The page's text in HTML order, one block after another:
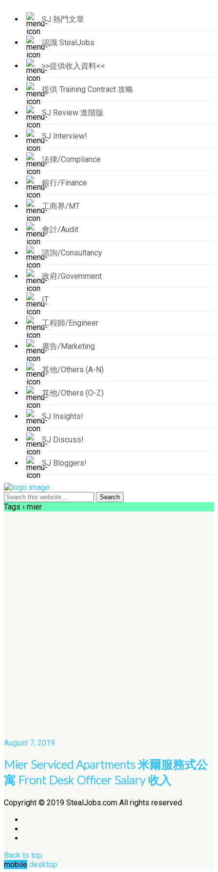
SJ 熱門文章
認識 StealJobs
>>提供收入資料<<
提供 Training Contract 攻略
SJ Review 進階版
SJ Interview!
法律/Compliance
銀行/Finance
工商界/MT
會計/Audit
諮詢/Consultancy
政府/Government
IT
工程師/Engineer
廣告/Marketing
其他/Others (A-N)
其他/Others (O-Z)
SJ Insights!
SJ Discuss!
SJ Bloggers!
Tags › mier
August 7, 2019
Mier Serviced Apartments 米爾服務式公
寓 Front Desk Officer Salary 收入
Copyright © 2019 StealJobs.com All rights reserved.
Back to top
mobile desktop